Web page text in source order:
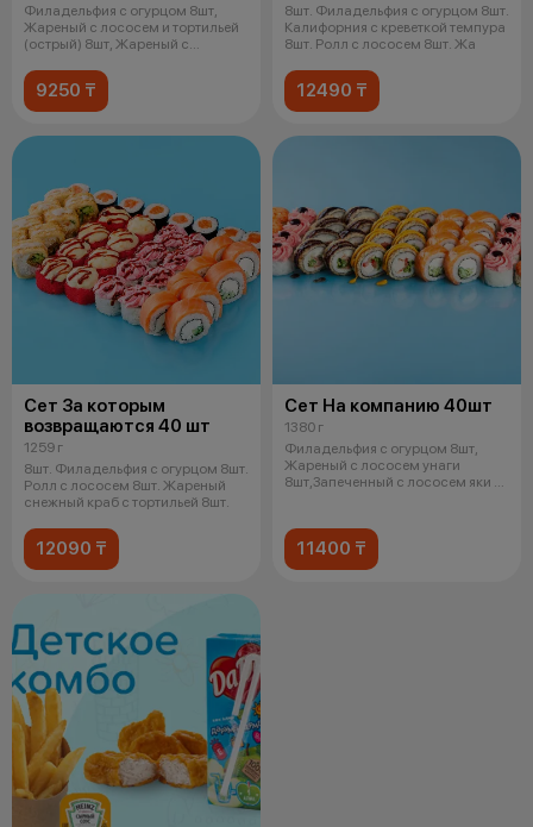
Филадельфия с огурцом 8шт,
Жареный с лососем и тортильей
(острый) 8шт, Жареный с
9250 ₸
8шт. Филадельфия с огурцом 8шт.
Калифорния с креветкой темпура
8шт. Ролл с лососем 8шт. Жа
12490 ₸
Сет За которым
возвращаются 40 шт
1259 г
8шт. Филадельфия с огурцом 8шт.
Ролл с лососем 8шт. Жареный
снежный краб с тортильей 8шт.
12090 ₸
Сет На компанию 40шт
1380 г
Филадельфия с огурцом 8шт,
Жареный с лососем унаги
8шт,Запеченный с лососем яки и
11400 ₸